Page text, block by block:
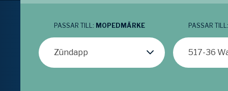
PASSAR TILL: MOPEDMÄRKE
Zündapp
PASSAR
517-36